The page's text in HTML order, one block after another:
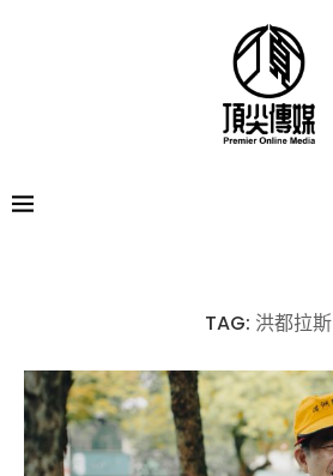
TAG: 洪都拉斯